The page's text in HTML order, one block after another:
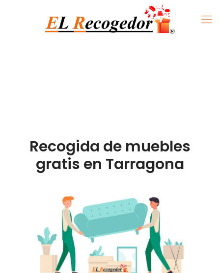
Recogida de muebles
gratis en Tarragona